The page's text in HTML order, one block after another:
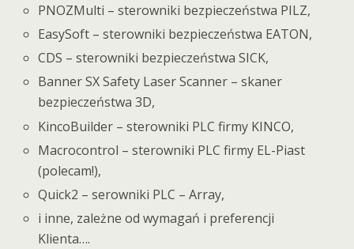
PNOZMulti – sterowniki bezpieczeństwa PILZ,
EasySoft – sterowniki bezpieczeństwa EATON,
CDS – sterowniki bezpieczeństwa SICK,
Banner SX Safety Laser Scanner – skaner
bezpieczeństwa 3D,
KincoBuilder – sterowniki PLC firmy KINCO,
Macrocontrol – sterowniki PLC firmy EL-Piast
(polecam!),
Quick2 – serowniki PLC – Array,
i inne, zależne od wymagań i preferencji
Klienta….